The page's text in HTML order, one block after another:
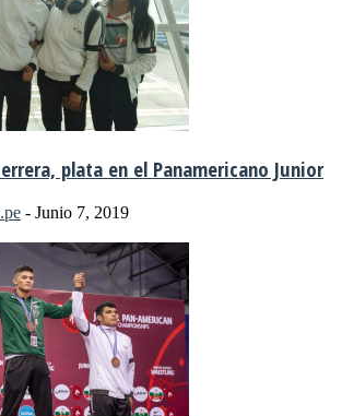
plata en el Panamericano Junior
- Junio 7, 2019